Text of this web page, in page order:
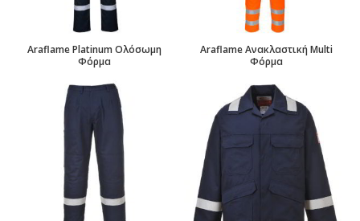
Araflame Platinum Ολόσωμη
Φόρμα
Araflame Ανακλαστική Multi
Φόρμα